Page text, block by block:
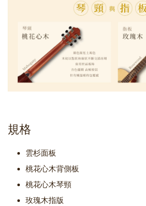
規格
雲杉面板
桃花心木背側板
桃花心木琴頸
玫瑰木指版